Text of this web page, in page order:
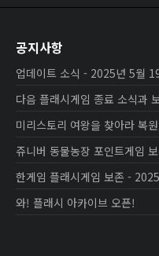
공지사항
업데이트 소식 - 2025년 5월
다음 플래시게임 종료 소식과
미리스토리 여왕을 찾아라 복
쥬니버 동물농장 포인트게임
한게임 플래시게임 보존 -
와! 플래시 아카이브 오픈!